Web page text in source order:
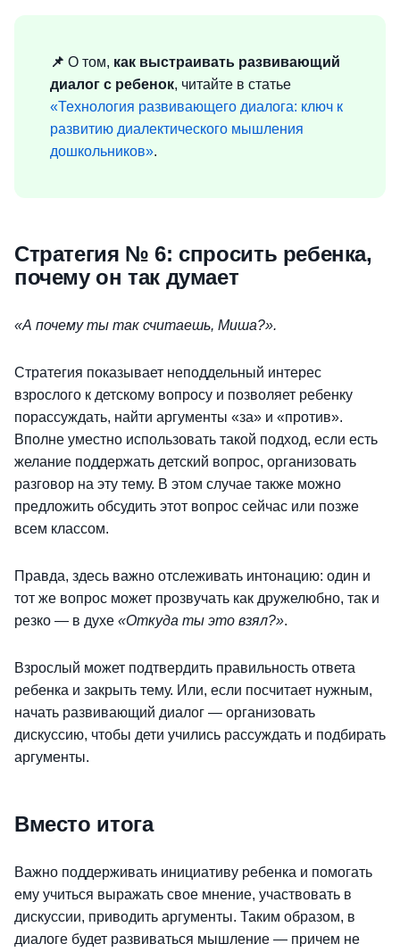
📌 О том, как выстраивать развивающий
диалог с ребенок, читайте в статье
«Технология развивающего диалога: ключ к
развитию диалектического мышления
дошкольников».
Стратегия № 6: спросить ребенка,
почему он так думает
«А почему ты так считаешь, Миша?».
Стратегия показывает неподдельный интерес
взрослого к детскому вопросу и позволяет ребенку
порассуждать, найти аргументы «за» и «против».
Вполне уместно использовать такой подход, если есть
желание поддержать детский вопрос, организовать
разговор на эту тему. В этом случае также можно
предложить обсудить этот вопрос сейчас или позже
всем классом.
Правда, здесь важно отслеживать интонацию: один и
тот же вопрос может прозвучать как дружелюбно, так и
резко — в духе «Откуда ты это взял?».
Взрослый может подтвердить правильность ответа
ребенка и закрыть тему. Или, если посчитает нужным,
начать развивающий диалог — организовать
дискуссию, чтобы дети учились рассуждать и подбирать
аргументы.
Вместо итога
Важно поддерживать инициативу ребенка и помогать
ему учиться выражать свое мнение, участвовать в
дискуссии, приводить аргументы. Таким образом, в
диалоге будет развиваться мышление — причем не